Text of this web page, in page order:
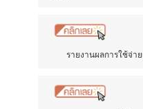
รายงานผลการใช้จ่าย